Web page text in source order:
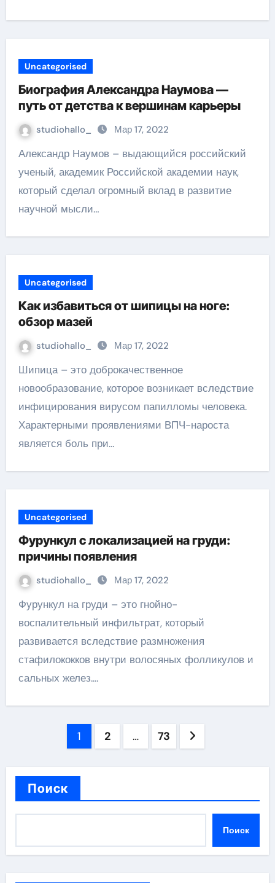
Uncategorised
Биография Александра Наумова —
путь от детства к вершинам карьеры
studiohallo_ Мар 17, 2022
Александр Наумов – выдающийся российский
ученый, академик Российской академии наук,
который сделал огромный вклад в развитие
научной мысли…
Uncategorised
Как избавиться от шипицы на ноге:
обзор мазей
studiohallo_ Мар 17, 2022
Шипица – это доброкачественное
новообразование, которое возникает вследствие
инфицирования вирусом папилломы человека.
Характерными проявлениями ВПЧ-нароста
является боль при…
Uncategorised
Фурункул с локализацией на груди:
причины появления
studiohallo_ Мар 17, 2022
Фурункул на груди – это гнойно-
воспалительный инфильтрат, который
развивается вследствие размножения
стафилококков внутри волосяных фолликулов и
сальных желез.…
Пагинация
1 2 … 73
Поиск
Поиск